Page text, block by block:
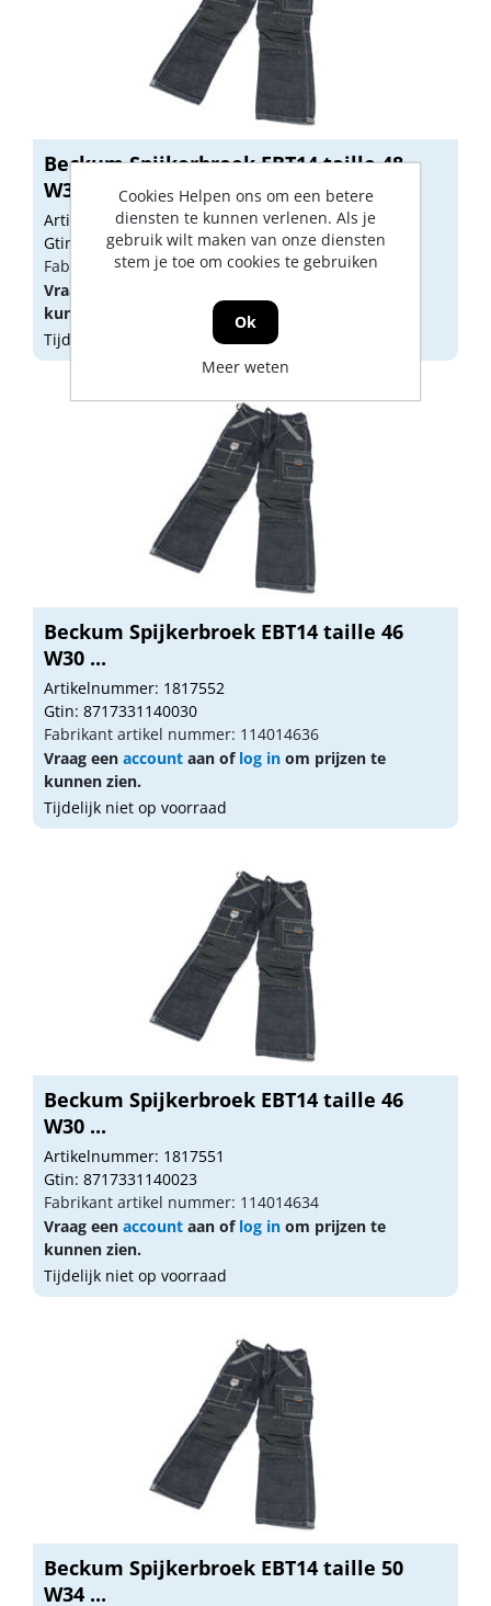
Beckum Spijkerbroek EBT14 taille 48
W32 ...
Artikelnummer: 1817553
Gtin: 8719558593743
Fabrikant artikel nummer: 114014832
Vraag een
kunnen zien.
Tijdelijk niet op voorraad
Beckum Spijkerbroek EBT14 taille 46
W30 ...
Artikelnummer: 1817552
Gtin: 8717331140030
Fabrikant artikel nummer: 114014636
Vraag een account aan of log in om prijzen te
kunnen zien.
Tijdelijk niet op voorraad
Beckum Spijkerbroek EBT14 taille 46
W30 ...
Artikelnummer: 1817551
Gtin: 8717331140023
Fabrikant artikel nummer: 114014634
Vraag een account aan of log in om prijzen te
kunnen zien.
Tijdelijk niet op voorraad
Beckum Spijkerbroek EBT14 taille 50
W34 ...
Cookies Helpen ons om een betere
diensten te kunnen verlenen. Als je
gebruik wilt maken van onze diensten
stem je toe om cookies te gebruiken
Ok
Meer weten